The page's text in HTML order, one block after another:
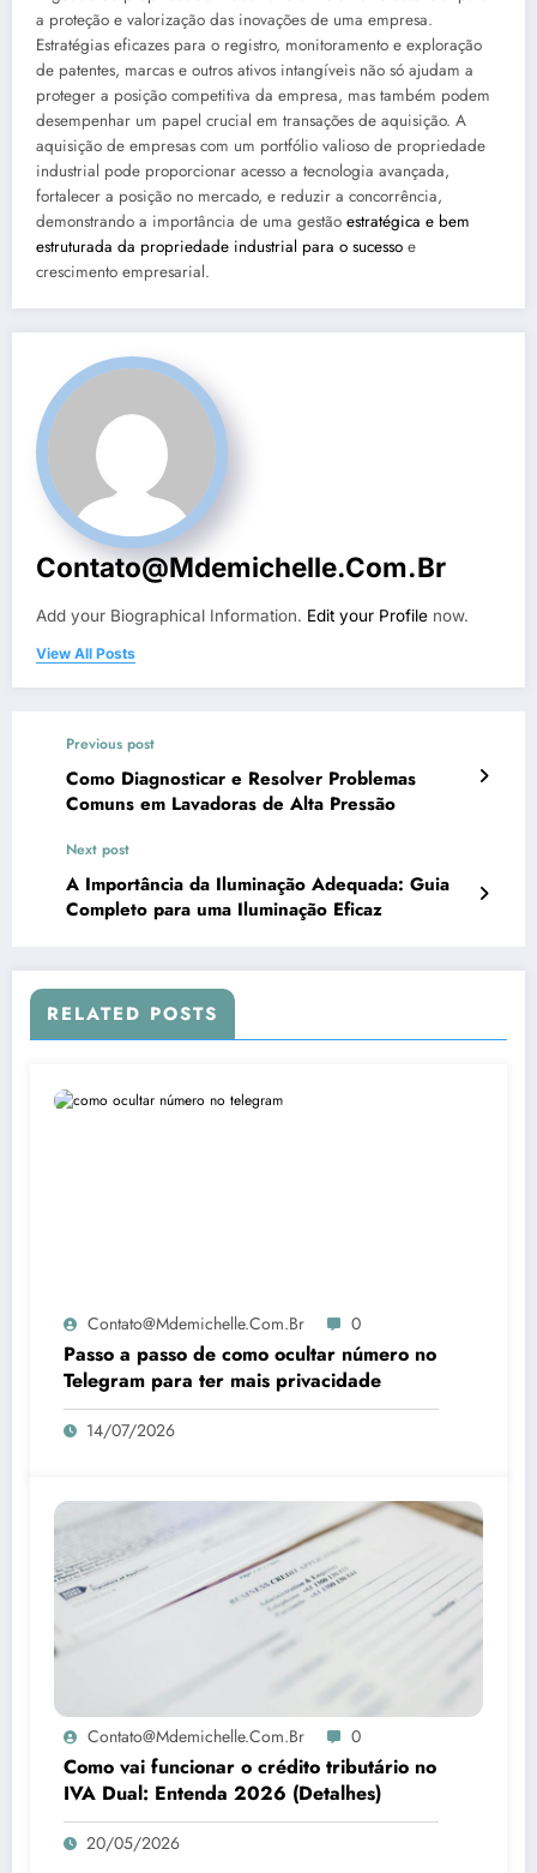
a proteção e valorização das inovações de uma empresa.
Estratégias eficazes para o registro, monitoramento e exploração
de patentes, marcas e outros ativos intangíveis não só ajudam a
proteger a posição competitiva da empresa, mas também podem
desempenhar um papel crucial em transações de aquisição. A
aquisição de empresas com um portfólio valioso de propriedade
industrial pode proporcionar acesso a tecnologia avançada,
fortalecer a posição no mercado, e reduzir a concorrência,
demonstrando a importância de uma gestão estratégica e bem
estruturada da propriedade industrial para o sucesso e
crescimento empresarial.
Contato@mdemichelle.com.br
Add your Biographical Information. Edit your Profile now.
View All Posts
Previous post
Como Diagnosticar e Resolver Problemas
Comuns em Lavadoras de Alta Pressão
Next post
A Importância da Iluminação Adequada: Guia
Completo para uma Iluminação Eficaz
RELATED POSTS
Contato@mdemichelle.com.br 0
Passo a passo de como ocultar número no
Telegram para ter mais privacidade
14/07/2026
Contato@mdemichelle.com.br 0
Como vai funcionar o crédito tributário no
IVA Dual: Entenda 2026 (Detalhes)
20/05/2026